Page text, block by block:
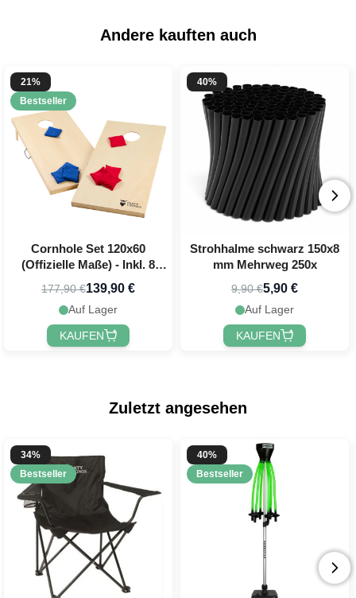
Andere kauften auch
21%
Bestseller
Cornhole Set 120x60
(Offizielle Maße) - Inkl. 8
Wurfbeutel PartyVikings
177,90 €139,90 €
Auf Lager
KAUFEN
40%
Strohhalme schwarz 150x8
mm Mehrweg 250x
9,90 €5,90 €
Auf Lager
KAUFEN
Zuletzt angesehen
34%
Bestseller
40%
Bestseller